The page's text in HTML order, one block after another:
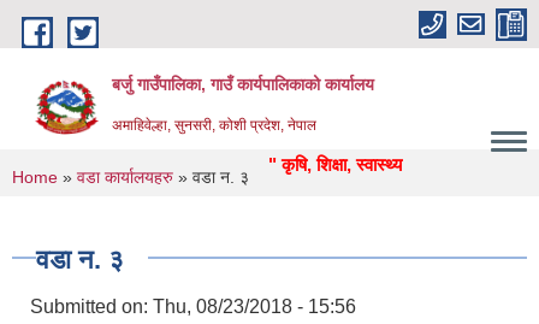
Skip to main content
बर्जु गाउँपालिका, गाउँ कार्यपालिकाको कार्यालय
अमाहिवेल्हा, सुनसरी, कोशी प्रदेश, नेपाल
" कृषि, शिक्षा, स्वास्थ्य, उद्याेग, पर्यटन,
You are here
Home » वडा कार्यालयहरु » वडा न‌. ३
वडा न‌. ३
Submitted on: Thu, 08/23/2018 - 15:56